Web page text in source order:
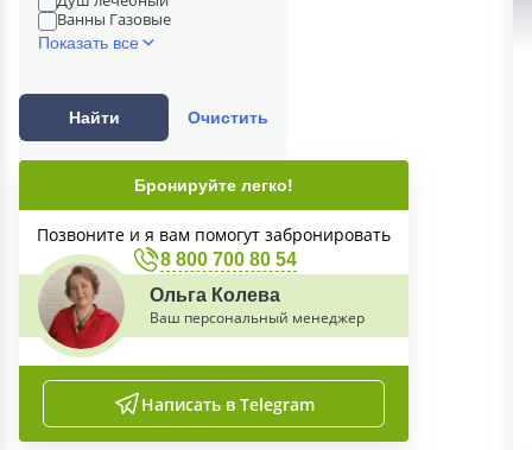
Ванны Газовые
Показать все
Найти Очистить
Бронируйте легко!
Позвоните и я вам помогут забронировать
8 800 700 80 54
Ольга Колева
Ваш персональный менеджер
Написать в Telegram